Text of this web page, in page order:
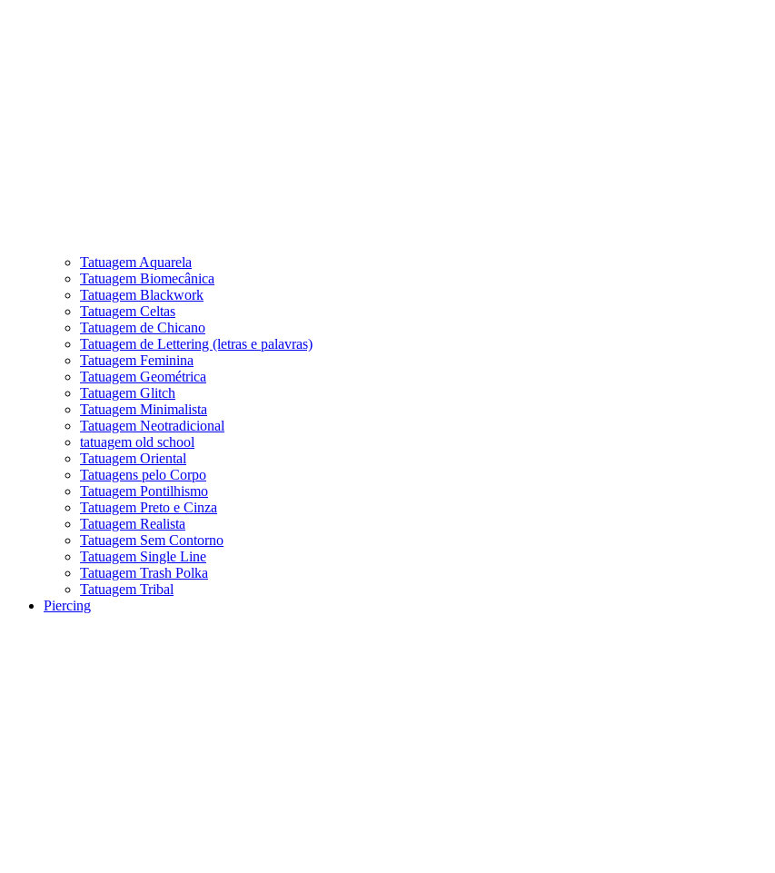
Tatuagem Aquarela
Tatuagem Biomecânica
Tatuagem Blackwork
Tatuagem Celtas
Tatuagem de Chicano
Tatuagem de Lettering (letras e palavras)
Tatuagem Feminina
Tatuagem Geométrica
Tatuagem Glitch
Tatuagem Minimalista
Tatuagem Neotradicional
tatuagem old school
Tatuagem Oriental
Tatuagens pelo Corpo
Tatuagem Pontilhismo
Tatuagem Preto e Cinza
Tatuagem Realista
Tatuagem Sem Contorno
Tatuagem Single Line
Tatuagem Trash Polka
Tatuagem Tribal
Piercing